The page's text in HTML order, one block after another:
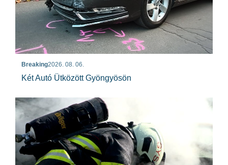
Breaking2026. 08. 06.
Két Autó Ütközött Gyöngyösön